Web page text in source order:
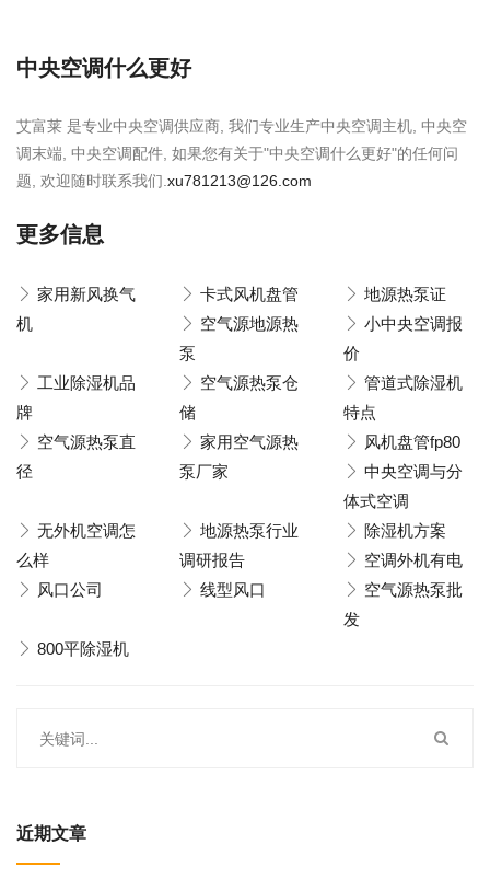
中央空调什么更好
艾富莱 是专业中央空调供应商, 我们专业生产中央空调主机, 中央空
调末端, 中央空调配件, 如果您有关于"中央空调什么更好"的任何问
题, 欢迎随时联系我们. xu781213@126.com
更多信息
家用新风换气
机
卡式风机盘管
地源热泵证
空气源地源热
泵
小中央空调报
价
工业除湿机品
牌
空气源热泵仓
储
管道式除湿机
特点
空气源热泵直
径
家用空气源热
泵厂家
风机盘管fp80
中央空调与分
体式空调
无外机空调怎
么样
地源热泵行业
调研报告
除湿机方案
空调外机有电
风口公司
线型风口
空气源热泵批
发
800平除湿机
近期文章